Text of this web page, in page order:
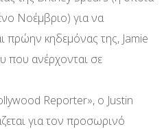
Νοέμβριο) για να
πρώην κηδεμόνας της, Jamie
που ανέρχονται σε
Reporter», ο Justin
για τον προσωρινό